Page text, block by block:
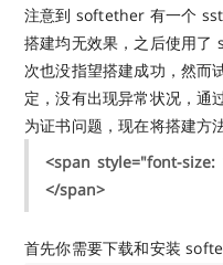
注意到 softether 有一个
搭建均无效果，之后使用
次也没指望搭建成功，然而
定，没有出现异常状况，通
为证书问题，现在将搭建方
<span style="font-
</span>
首先你需要下载和安装